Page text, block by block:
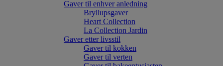
Gaver til enhver anledning
Bryllupsgaver
Heart Collection
La Collection Jardin
Gaver etter livsstil
Gaver til kokken
Gaver til verten